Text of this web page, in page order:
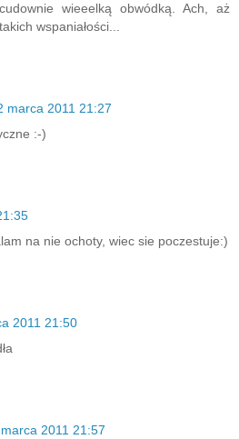
wieeelką obwódką. Ach, aż
wspaniałości...
marca 2011 21:27
:-)
na nie ochoty, wiec sie poczestuje:)
2011 21:50
2011 21:57